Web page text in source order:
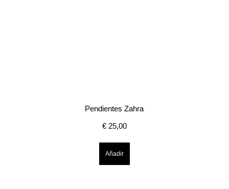
Pendientes Zahra
€25,00
Añadir